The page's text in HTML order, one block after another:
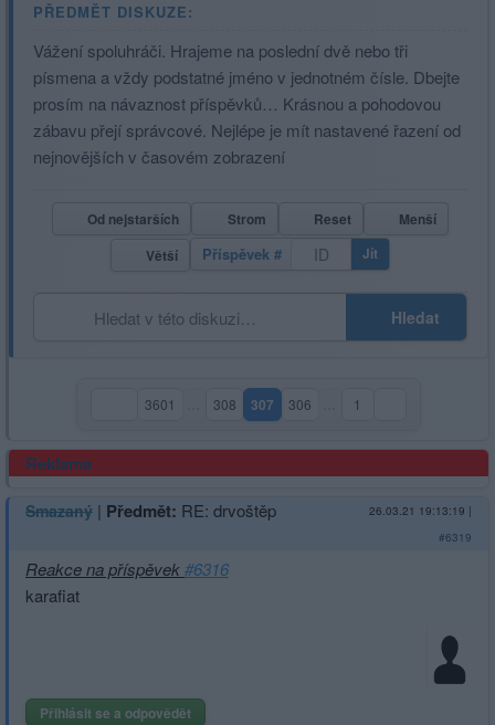
PŘEDMĚT DISKUZE:
Vážení spoluhráči. Hrajeme na poslední dvě nebo tři
písmena a vždy podstatné jméno v jednotném čísle. Dbejte
prosím na návaznost příspěvků… Krásnou a pohodovou
zábavu přejí správcové. Nejlépe je mít nastavené řazení od
nejnovějších v časovém zobrazení
Od nejstarších Strom Reset
Menší
Větší
Příspěvek # Jít
Hledat
3601 308 307(aktuální strana)
306 1
Reklama
Smazaný | Předmět: RE: drvoštěp 26.03.21 19:13:19 |
#6319
Reakce na příspěvek#6316
karafiat
Přihlásit se a odpovědět